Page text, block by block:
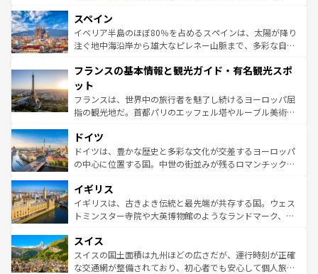
ろん、トスカーナの美しい田園風景やアマルフィ海岸の絶
景など、自然景観も見逃せない。観光の合間には、本場の
ピザやパスタなど、絶品のイタリア料理を堪能することも
ませてくれるイタリアで、忘れられない旅をしてみよう！
なお、新着のイタリア情報は
しい。
スペイン
イベリア半島のほぼ80％を占めるスペインは、太陽が降り
注ぐ地中海沿岸から雄大なピレネー山脈まで、多彩な自然
文化が根付くこの国では、情熱的なフラメンコ、熱気あふ
れる闘牛、そして美味しいタパスが生活の一部となってい
る。首都マドリードの洗練された雰囲気や、バルセロナの
アートに溢れた街角から、地方では古代ローマ遺跡や中世
せる。地方によって風土や気候が異なるスペインはその個
性で訪れる人を魅了する。 なお、新着のスペイン情報は コ
ンテンツ一覧を参照してほしい。
フランスの基本情報と観光ガイド・有名観光スポ
ット
フランスは、世界中の旅行者を魅了し続けるヨーロッパ屈
指の観光地だ。首都パリのエッフェル塔やルーブル美術館
で、幅広い魅力が詰まっている。華麗な宮殿、歴史的な大
聖堂、美しいビーチ、そして豊かな自然が、訪れる者を心
から魅了する。また、フランスは美食の国としても知ら
いる。シャンパンの発祥地であるランス、プロヴァンスの
香り高いラベンダー畑など、多彩な楽しみ方が可能だ。さ
らに、パリ以外の地域にも魅力が溢れており、どの街角に
れる地方に足を運ぶとそれぞれで全く異なる文化を体験で
きるだろう。 なお、新着のフランス情報はコンテンツ一覧
を参照してほしい。
ドイツ
ドイツは、豊かな歴史と多彩な文化が交差するヨーロッパ
の中心に位置する国。中世の街並みが残るロマンチック街
顔を持つこの国は、どこを歩いても飽きることがない。ベ
ルリンの文化的活気、バイエルン州のアルプスの絶景、そ
してライン川沿いのワイン畑といった風景は必見。ビール
は、お酒好きな人にはぜひ体験してほしい。 なお、新着の
ドイツ情報はコンテンツ一覧を参照してほしい。
イギリス
イギリスは、古きよき伝統と最先端が共存する国。ウェス
トミンスター寺院や大英博物館のようなランドマーク、歴
リアごとに異なる魅力がある。また、優雅なアフタヌーン
ティー、ビール好きにはたまらない英国パブ、サッカー観
戦など、本場だからこそできる体験も豊富。イギリスを旅
スイス
スイスの国土面積は九州ほどの広さだが、運行時刻が正確
な交通網が整備されており、初心者でも安心して個人旅行